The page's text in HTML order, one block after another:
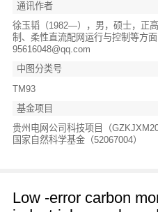
通讯作者
徐玉韬（1982—），男，硕士，正
制、柔性直流配网运行与控制等方面
95616048@qq.com
中图分类号
TM93
基金项目
贵州电网公司科技项目（
国家自然科学基金（52067004）
Low -error carbon